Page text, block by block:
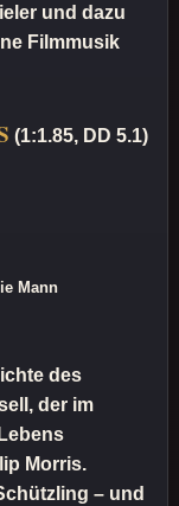
und dazu
Filmmusik
(1:1.85, DD 5.1)
Mann
des
der im
Morris.
– und